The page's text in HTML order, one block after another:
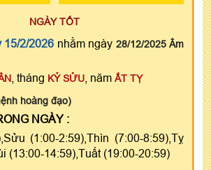
NGÀY TỐT
15/2/2026 nhằm ngày 28/12/2025 Âm
, tháng KỶ SỬU , năm ẤT TỴ
hoàng đạo)
NGÀY :
(1:00-2:59),Thìn (7:00-8:59),Tỵ
(13:00-14:59),Tuất (19:00-20:59)